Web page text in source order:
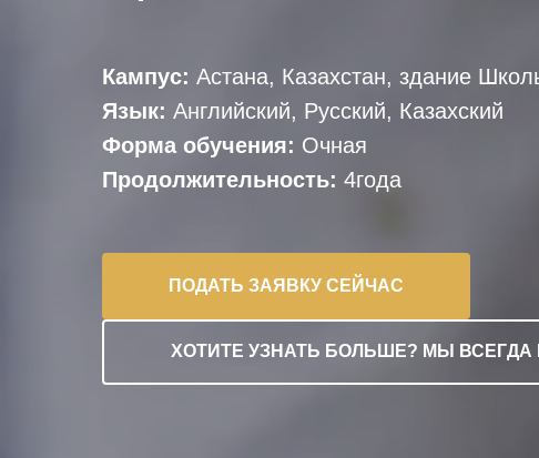
Кампус: Астана, Казахстан, здание
Язык: Английский, Русский, Казахский
Форма обучения: Очная
Продолжительность: 4года
ПОДАТЬ ЗАЯВКУ СЕЙЧАС
ХОТИТЕ УЗНАТЬ БОЛЬШЕ? МЫ